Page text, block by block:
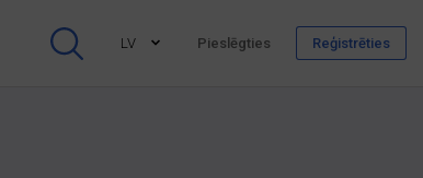
LV Pieslēgties Reģistrēties